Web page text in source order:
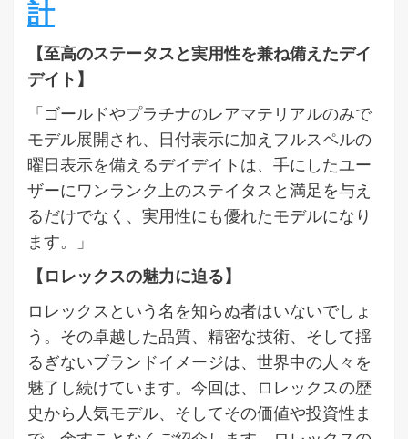
計
【至高のステータスと実用性を兼ね備えたデイ
デイト】
「ゴールドやプラチナのレアマテリアルのみで
モデル展開され、日付表示に加えフルスペルの
曜日表示を備えるデイデイトは、手にしたユー
ザーにワンランク上のステイタスと満足を与え
るだけでなく、実用性にも優れたモデルになり
ます。」
【ロレックスの魅力に迫る】
ロレックスという名を知らぬ者はいないでしょ
う。その卓越した品質、精密な技術、そして揺
るぎないブランドイメージは、世界中の人々を
魅了し続けています。今回は、ロレックスの歴
史から人気モデル、そしてその価値や投資性ま